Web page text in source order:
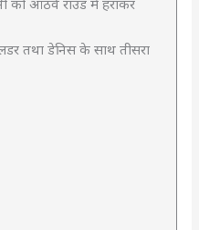
को आठवे राउंड में हराकर
तथा डेनिस के साथ तीसरा